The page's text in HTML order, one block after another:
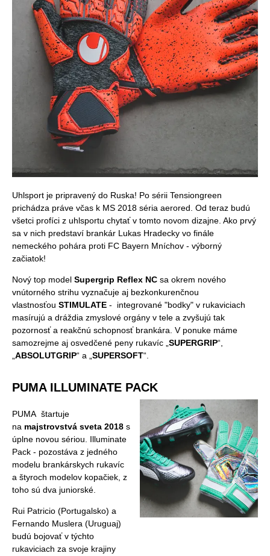
Uhlsport je pripravený do Ruska! Po sérii Tensiongreen
prichádza práve včas k MS 2018 séria aerored. Od teraz budú
všetci profíci z uhlsportu chytať v tomto novom dizajne. Ako prvý
sa v nich predstaví brankár Lukas Hradecky vo finále
nemeckého pohára proti FC Bayern Mníchov - výborný
začiatok!
Nový top model Supergrip Reflex NC sa okrem nového
vnútorného strihu vyznačuje aj bezkonkurenčnou
vlastnosťou STIMULATE - integrované "bodky" v rukaviciach
masírujú a dráždia zmyslové orgány v tele a zvyšujú tak
pozornosť a reakčnú schopnosť brankára. V ponuke máme
samozrejme aj osvedčené peny rukavíc „ SUPERGRIP“,
ABSOLUTGRIP“ a „ SUPERSOFT“.
PUMA ILLUMINATE PACK
PUMA štartuje
na majstrovstvá sveta 2018 s
úplne novou sériou. Illuminate
Pack - pozostáva z jedného
modelu brankárskych rukavíc
a štyroch modelov kopačiek, z
toho sú dva juniorské.
Rui Patricio (Portugalsko) a
Fernando Muslera (Uruguaj)
budú bojovať v týchto
rukaviciach za svoje krajiny